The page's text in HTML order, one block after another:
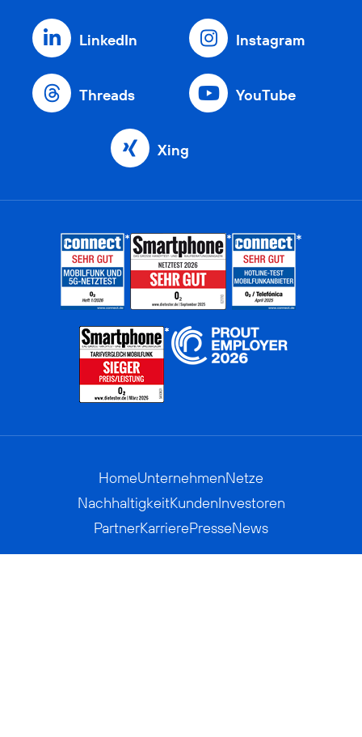
LinkedIn Instagram
Threads YouTube
Xing
HomeUnternehmenNetze
NachhaltigkeitKundenInvestoren
PartnerKarrierePresseNews